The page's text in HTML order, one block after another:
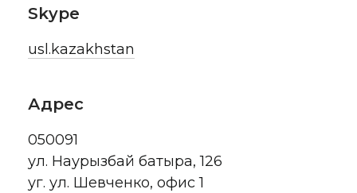
Адрес
050091
ул. Наурызбай батыра, 126
уг. ул. Шевченко, офис 1
Skype
usl.kazakhstan